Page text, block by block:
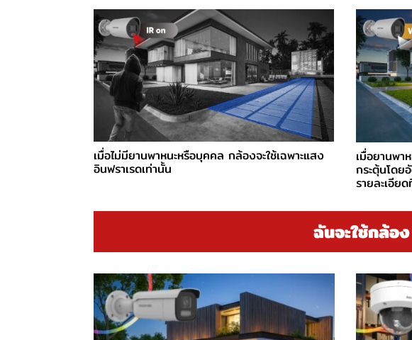
เมื่อไม่มียานพาหนะหรือบุคคล กล้องจะใช้เฉพาะแสง
อินฟราเรดเท่านั้น
เมื่อยานพา
กระตุ้นโดย
รายละเอีย
ฉันจะใช้กล้